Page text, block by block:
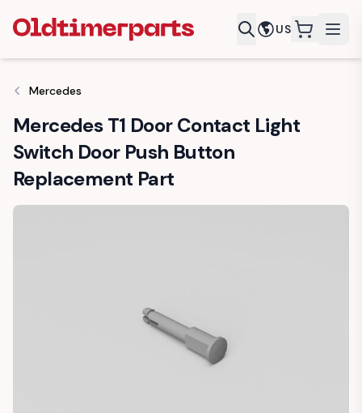
US
Mercedes
Mercedes T1 Door Contact Light
Switch Door Push Button
Replacement Part